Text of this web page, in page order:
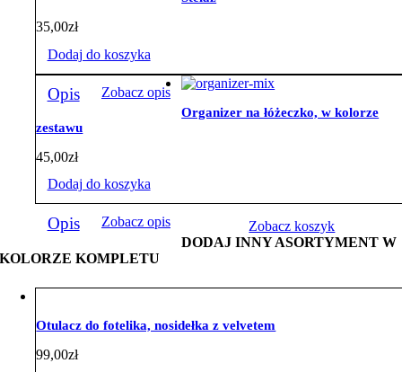
35,00zł
Dodaj do koszyka
Opis Zobacz opis
Organizer na łóżeczko, w kolorze
zestawu
45,00zł
Dodaj do koszyka
Opis Zobacz opis
Zobacz koszyk
DODAJ INNY ASORTYMENT W
KOLORZE KOMPLETU
Otulacz do fotelika, nosidełka z velvetem
99,00zł